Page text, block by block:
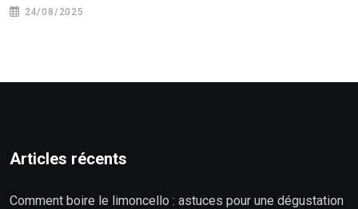
24/08/2025
Articles récents
Comment boire le limoncello : astuces pour une dégustation